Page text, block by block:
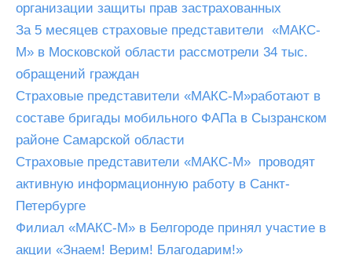
организации защиты прав застрахованных
За 5 месяцев страховые представители «МАКС-
М» в Московской области рассмотрели 34 тыс.
обращений граждан
Страховые представители «МАКС-М»работают в
составе бригады мобильного ФАПа в Сызранском
районе Самарской области
Страховые представители «МАКС-М» проводят
активную информационную работу в Санкт-
Петербурге
Филиал «МАКС-М» в Белгороде принял участие в
акции «Знаем! Верим! Благодарим!»